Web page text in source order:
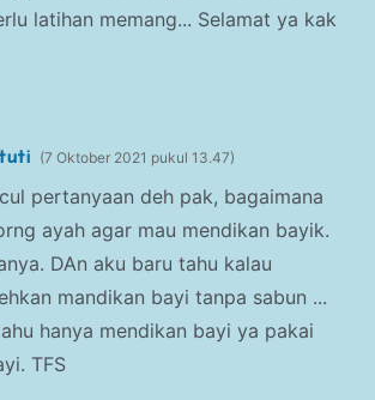
latihan memang... Selamat ya kak
7 Oktober 2021 pukul 13.47
pertanyaan deh pak, bagaimana
ayah agar mau mendikan bayik.
DAn aku baru tahu kalau
mandikan bayi tanpa sabun ...
hanya mendikan bayi ya pakai
TFS